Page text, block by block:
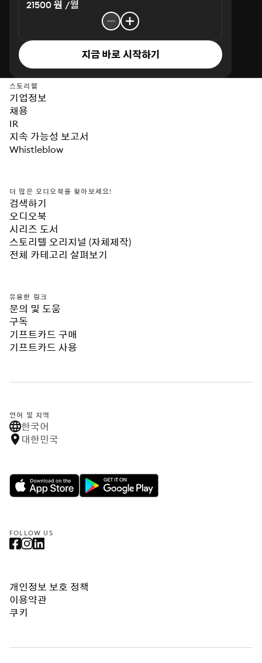
21500 원 /월
지금 바로 시작하기
스토리텔
기업정보
채용
IR
지속 가능성 보고서
Whistleblow
더 많은 오디오북을 찾아보세요!
검색하기
오디오북
시리즈 도서
스토리텔 오리지널 (자체제작)
전체 카테고리 살펴보기
유용한 링크
문의 및 도움
구독
기프트카드 구매
기프트카드 사용
언어 및 지역
한국어
대한민국
FOLLOW US
개인정보 보호 정책
이용약관
쿠키